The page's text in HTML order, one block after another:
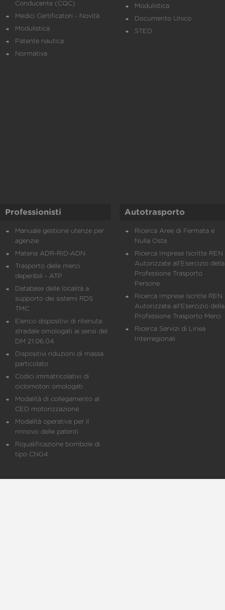
Conducente (CQC)
Medici Certificatori - Novità
Modulistica
Patente nautica
Normativa
Modulistica
Documento Unico
STED
Professionisti
Manuale gestione utenze per
agenzie
Materia ADR-RID-ADN
Trasporto delle merci
deperibili - ATP
Database delle località a
supporto dei sistemi RDS
TMC
Elenco dispositivi di ritenuta
stradale omologati ai sensi del
DM 21.06.04
Dispositivi riduzioni di massa
particolato
Codici immatricolativi di
ciclomotori omologati
Modalità di collegamento al
CED motorizzazione
Modalità operative per il
rinnovo delle patenti
Riqualificazione bombole di
tipo CNG4
Autotrasporto
Ricerca Aree di Fermata e
Nulla Osta
Ricerca Imprese Iscritte REN
Autorizzate all'Esercizio della
Professione Trasporto
Persone
Ricerca Imprese iscritte REN
Autorizzate all'Esercizio della
Professione Trasporto Merci
Ricerca Servizi di Linea
Interregionali